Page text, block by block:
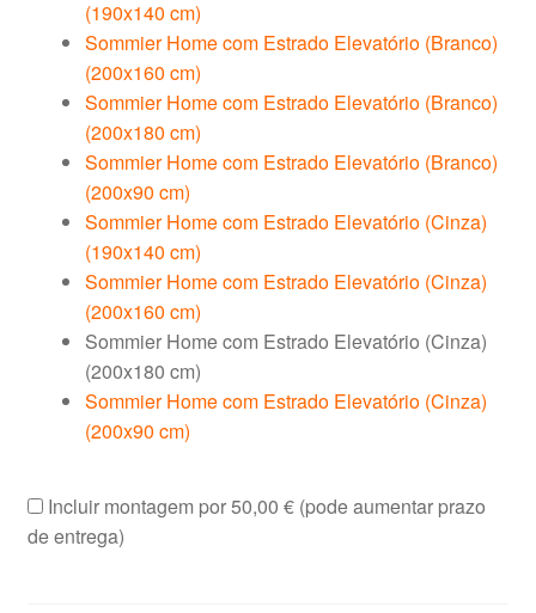
Elevatório
(Cinza)
(200x180
(190x140 cm)
Sommier Home com Estrado Elevatório (Branco)
(200x160 cm)
Sommier Home com Estrado Elevatório (Branco)
(200x180 cm)
Sommier Home com Estrado Elevatório (Branco)
(200x90 cm)
Sommier Home com Estrado Elevatório (Cinza)
(190x140 cm)
Sommier Home com Estrado Elevatório (Cinza)
(200x160 cm)
Sommier Home com Estrado Elevatório (Cinza)
(200x180 cm)
Sommier Home com Estrado Elevatório (Cinza)
(200x90 cm)
Incluir montagem por50,00 €(pode aumentar prazo
de entrega)